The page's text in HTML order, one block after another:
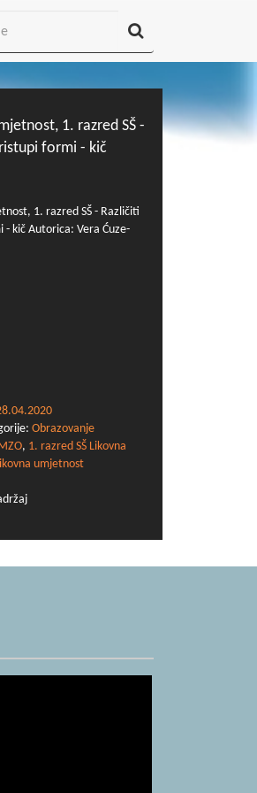
1. razred SŠ -
formi - kič
1. razred SŠ - Različiti
- kič Autorica: Vera Ćuze-
Obrazovanje
, 1. razred SŠ Likovna
umjetnost